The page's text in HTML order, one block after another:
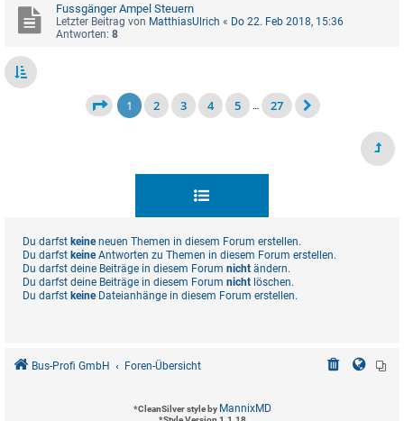
Fussgänger Ampel Steuern
Letzter Beitrag von MatthiasUlrich « Do 22. Feb 2018, 15:36
Antworten: 8
1 2 3 4 5 … 27
Du darfst keineneuen Themen in diesem Forum erstellen.
Du darfst keineAntworten zu Themen in diesem Forum erstellen.
Du darfst deine Beiträge in diesem Forum nicht ändern.
Du darfst deine Beiträge in diesem Forum nicht löschen.
Du darfst keineDateianhänge in diesem Forum erstellen.
Bus-Profi GmbH Foren-Übersicht
*CleanSilver style by MannixMD